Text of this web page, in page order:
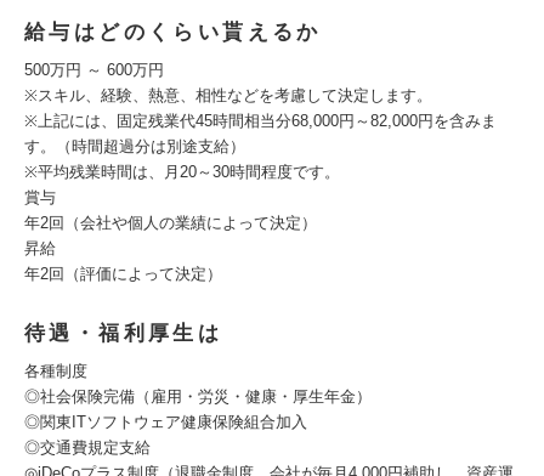
給与はどのくらい貰えるか
500万円 ～ 600万円
※スキル、経験、熱意、相性などを考慮して決定します。
※上記には、固定残業代45時間相当分68,000円～82,000円を含みま
す。（時間超過分は別途支給）
※平均残業時間は、月20～30時間程度です。
賞与
年2回（会社や個人の業績によって決定）
昇給
年2回（評価によって決定）
待遇・福利厚生は
各種制度
◎社会保険完備（雇用・労災・健康・厚生年金）
◎関東ITソフトウェア健康保険組合加入
◎交通費規定支給